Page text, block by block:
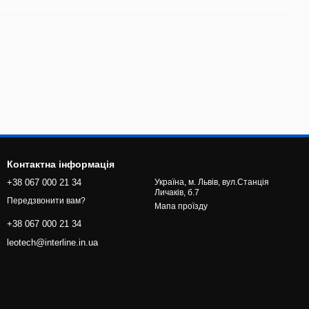
Контактна інформація
+38 067 000 21 34
Передзвонити вам?
+38 067 000 21 34
leotech@interline.in.ua
Україна, м. Львів, вул.Станція
Личаків, б.7
Мапа проїзду